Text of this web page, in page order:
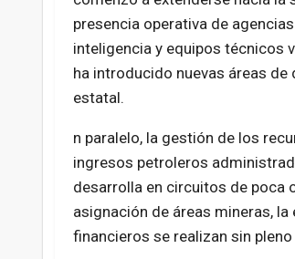
presencia operativa de
inteligencia y equipos técnicos
ha introducido nuevas áreas
estatal.
n paralelo, la gestión de los
ingresos petroleros
desarrolla en circuitos de poca
asignación de áreas mineras,
financieros se realizan sin